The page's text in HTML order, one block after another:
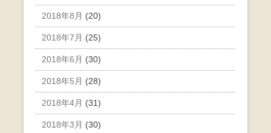
2018年8月 (20)
2018年7月 (25)
2018年6月 (30)
2018年5月 (28)
2018年4月 (31)
2018年3月 (30)